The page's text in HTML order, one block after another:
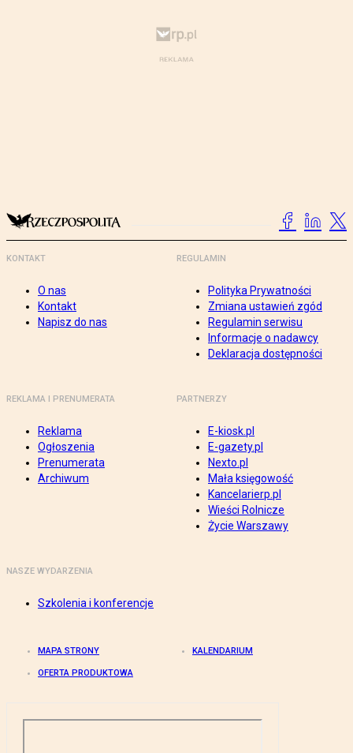
KONTAKT
O nas
Kontakt
Napisz do nas
REGULAMIN
Polityka Prywatności
Zmiana ustawień zgód
Regulamin serwisu
Informacje o nadawcy
Deklaracja dostępności
REKLAMA I PRENUMERATA
Reklama
Ogłoszenia
Prenumerata
Archiwum
PARTNERZY
E-kiosk.pl
E-gazety.pl
Nexto.pl
Mała księgowość
Kancelarierp.pl
Wieści Rolnicze
Życie Warszawy
NASZE WYDARZENIA
Szkolenia i konferencje
MAPA STRONY KALENDARIUM
OFERTA PRODUKTOWA